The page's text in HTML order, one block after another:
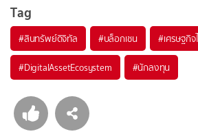
Tag
#สินทรัพย์ดิจิทัล #บล็อกเชน #เศรษฐกิจ
#DigitalAssetEcosystem #นักลงทุน